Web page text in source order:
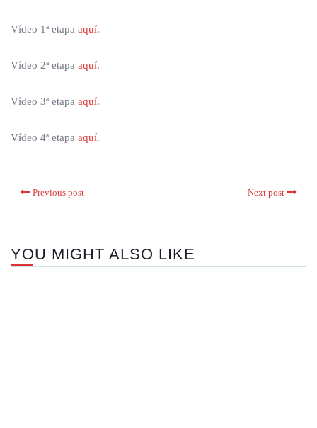
Vídeo 1ª etapa aquí.
Vídeo 2ª etapa aquí.
Vídeo 3ª etapa aquí.
Vídeo 4ª etapa aquí.
Previous post Next post
YOU MIGHT ALSO LIKE